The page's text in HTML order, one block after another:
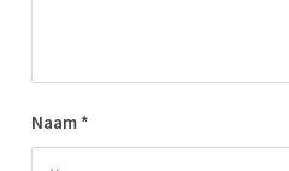
Naam *